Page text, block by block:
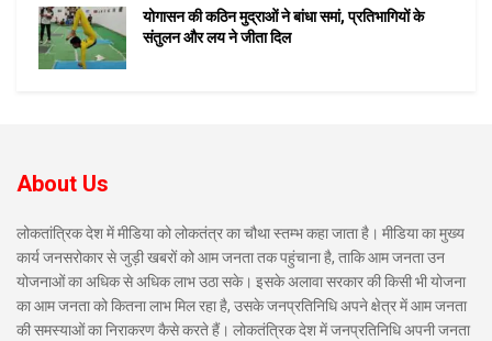
योगासन की कठिन मुद्राओं ने बांधा समां, प्रतिभागियों के
संतुलन और लय ने जीता दिल
About Us
लोकतांत्रिक देश में मीडिया को लोकतंत्र का चौथा स्तम्भ कहा जाता है। मीडिया का मुख्य
कार्य जनसरोकार से जुड़ी खबरों को आम जनता तक पहुंचाना है, ताकि आम जनता उन
योजनाओं का अधिक से अधिक लाभ उठा सके। इसके अलावा सरकार की किसी भी योजना
का आम जनता को कितना लाभ मिल रहा है, उसके जनप्रतिनिधि अपने क्षेत्र में आम जनता
की समस्याओं का निराकरण कैसे करते हैं। लोकतंत्रिक देश में जनप्रतिनिधि अपनी जनता